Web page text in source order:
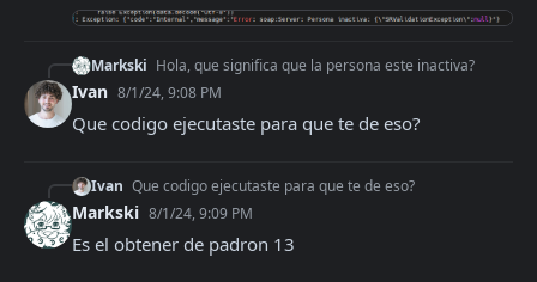
Markski Hola, que significa que la persona este inactiva?
Ivan 8/1/24, 9:08 PM
Que codigo ejecutaste para que te de eso?
Ivan Que codigo ejecutaste para que te de eso?
Markski 8/1/24, 9:09 PM
Es el obtener de padron 13